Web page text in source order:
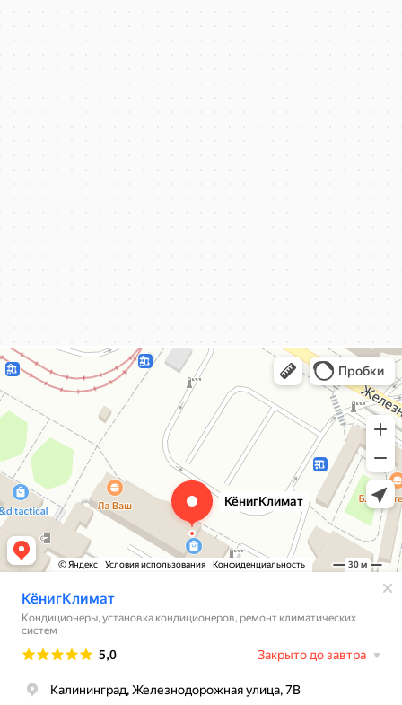
КёнигКлимат
Кондиционеры в Калининграде
Установка кондиционеров в Калининграде